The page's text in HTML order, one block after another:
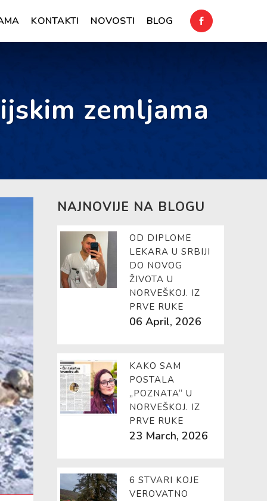
KONTAKTI NOVOSTI BLOG
zemljama
NAJNOVIJE NA BLOGU
OD DIPLOME
LEKARA U SRBIJI
DO NOVOG
ŽIVOTA U
NORVEŠKOJ. IZ
PRVE RUKE
06 April, 2026
KAKO SAM
POSTALA
„POZNATA“ U
NORVEŠKOJ. IZ
PRVE RUKE
23 March, 2026
6 STVARI KOJE
VEROVATNO